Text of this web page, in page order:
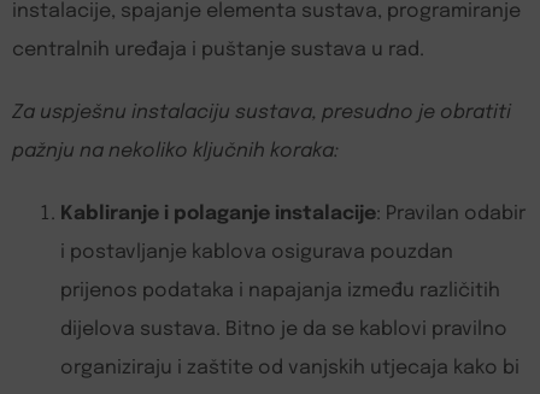
instalacije, spajanje elementa sustava, programiranje
centralnih uređaja i puštanje sustava u rad.
Za uspješnu instalaciju sustava, presudno je obratiti
pažnju na nekoliko ključnih koraka:
Kabliranje i polaganje instalacije: Pravilan odabir
i postavljanje kablova osigurava pouzdan
prijenos podataka i napajanja između različitih
dijelova sustava. Bitno je da se kablovi pravilno
organiziraju i zaštite od vanjskih utjecaja kako bi